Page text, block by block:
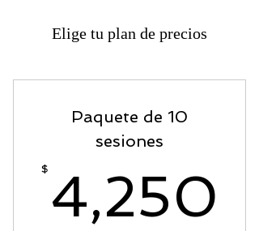
Elige tu plan de precios
Paquete de 10
sesiones
$ 4,250